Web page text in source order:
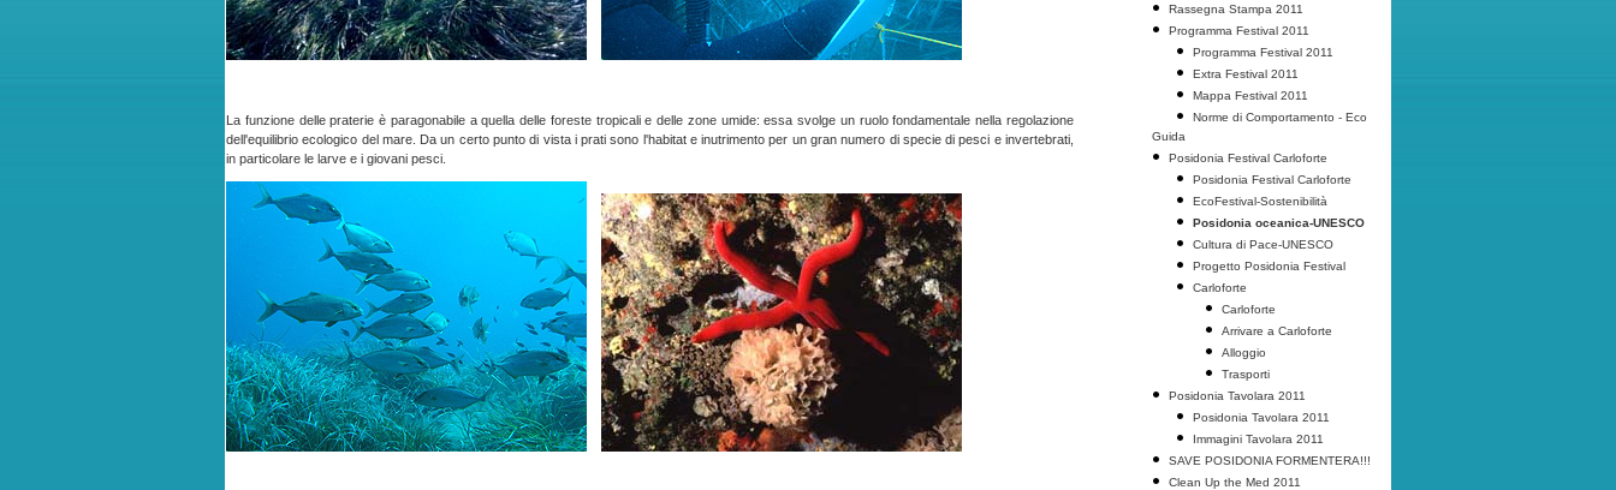
La funzione delle praterie è paragonabile a quella delle foreste tropicali e delle zone umide: essa svolge un ruolo fondamentale nella regolazione
dell'equilibrio ecologico del mare. Da un certo punto di vista i prati sono l'habitat e inutrimento per un gran numero di specie di pesci e invertebrati,
in particolare le larve e i giovani pesci.
Rassegna Stampa 2011
Programma Festival 2011
Programma Festival 2011
Extra Festival 2011
Mappa Festival 2011
Norme di Comportamento - Eco
Guida
Posidonia Festival Carloforte
Posidonia Festival Carloforte
EcoFestival-Sostenibilità
Posidonia oceanica-UNESCO
Cultura di Pace-UNESCO
Progetto Posidonia Festival
Carloforte
Carloforte
Arrivare a Carloforte
Alloggio
Trasporti
Posidonia Tavolara 2011
Posidonia Tavolara 2011
Immagini Tavolara 2011
SAVE POSIDONIA FORMENTERA!!!
Clean Up the Med 2011